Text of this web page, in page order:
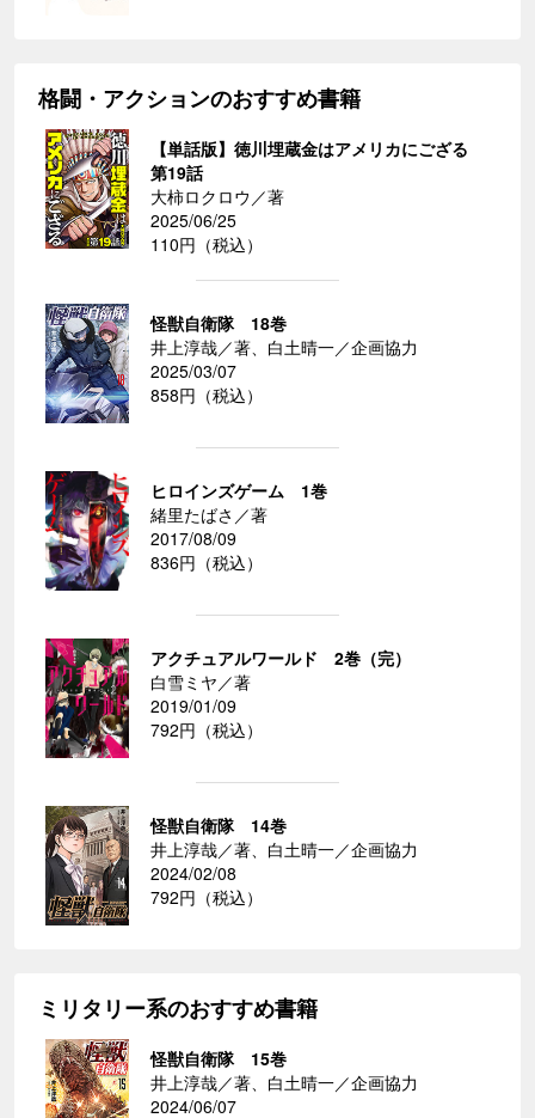
格闘・アクションのおすすめ書籍
【単話版】徳川埋蔵金はアメリカにござる
第19話
大柿ロクロウ／著
2025/06/25
110円（税込）
怪獣自衛隊 18巻
井上淳哉／著、白土晴一／企画協力
2025/03/07
858円（税込）
ヒロインズゲーム 1巻
緒里たばさ／著
2017/08/09
836円（税込）
アクチュアルワールド 2巻（完）
白雪ミヤ／著
2019/01/09
792円（税込）
怪獣自衛隊 14巻
井上淳哉／著、白土晴一／企画協力
2024/02/08
792円（税込）
ミリタリー系のおすすめ書籍
怪獣自衛隊 15巻
井上淳哉／著、白土晴一／企画協力
2024/06/07